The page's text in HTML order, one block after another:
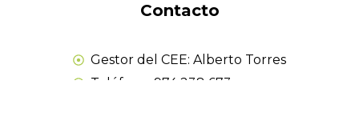
Contacto
Gestor del CEE: Alberto Torres
Teléfono: 974 238 673